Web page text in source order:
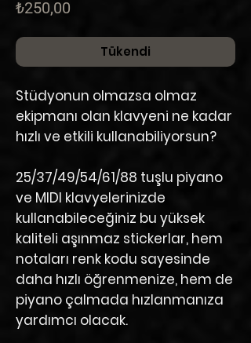
₺250,00
Tükendi
Stüdyonun olmazsa olmaz
ekipmanı olan klavyeni ne kadar
hızlı ve etkili kullanabiliyorsun?
25/37/49/54/61/88 tuşlu piyano
ve MIDI klavyelerinizde
kullanabileceğiniz bu yüksek
kaliteli aşınmaz stickerlar, hem
notaları renk kodu sayesinde
daha hızlı öğrenmenize, hem de
piyano çalmada hızlanmanıza
yardımcı olacak.